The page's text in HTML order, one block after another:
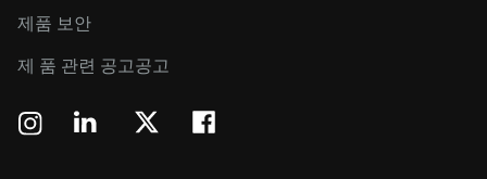
제품 보안
제 품 관련 공고공고